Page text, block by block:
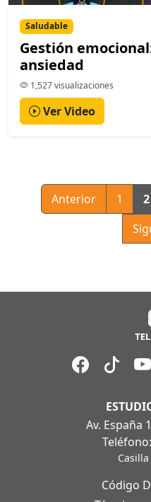
Saludable
Gestión
ansiedad
1,527 visualizaciones
Ver Video
Anterior 1 2
Av. España
Código